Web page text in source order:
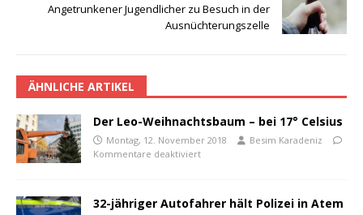
Angetrunkener Jugendlicher zu Besuch in der
Ausnüchterungszelle
ÄHNLICHE ARTIKEL
Der Leo-Weihnachtsbaum – bei 17° Celsius
Montag, 12. November 2018
Besim Karadeniz
Kommentare deaktiviert
32-jähriger Autofahrer hält Polizei in Atem